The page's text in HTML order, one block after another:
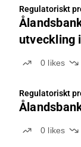
Regulatoriskt
utveckling
0 likes
Regulatoriskt
0 likes